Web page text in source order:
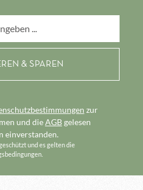
zur
und dieAGBgelesen
einverstanden.
und es gelten die